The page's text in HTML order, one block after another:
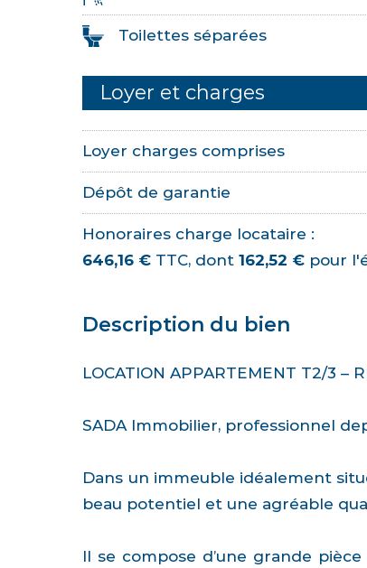
Toilettes séparées
Loyer et charges
Loyer charges comprises
Dépôt de garantie
Honoraires charge locataire :
646,16 € TTC, dont162,52 € pour
Description du bien
LOCATION APPARTEMENT T2/3 –
SADA Immobilier, professionnel
Dans un immeuble idéalement
beau potentiel et une agréable
Il se compose d’une grande